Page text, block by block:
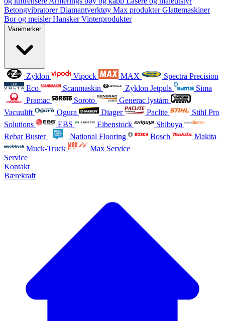
BetongvibratorerDiamantverktøy Max produkterGlattemaskiner
Bor og meislerHanskerVinterprodukter
Varemerker
Zyklon Vipock MAX
Spectra Precision
Eco
Scanmaskin Zyklon Jetpuls
Sima
Pramac
Soroto
Generac lystårn
Vacuulift
Ogura Diager Paclite
Stihl Pro
Solutions
EBS Eibenstock
Shibuya
Rebar Buster
National Flooring Bosch
Makita
Muck-Truck
Max Service
Service
Kontakt
Bærekraft